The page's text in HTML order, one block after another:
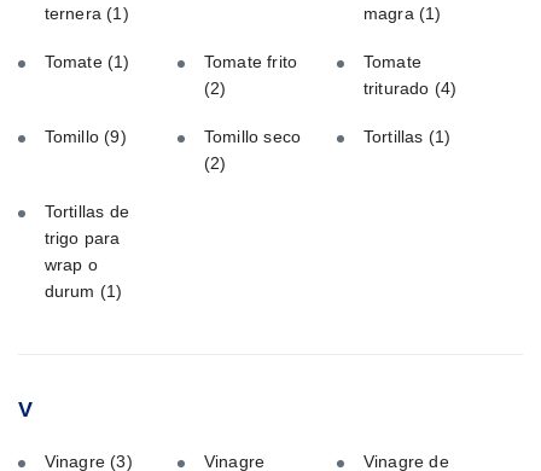
ternera(1)
magra(1)
Tomate (1)
Tomate frito
(2)
Tomate
triturado (4)
Tomillo(9)
Tomillo seco
(2)
Tortillas (1)
Tortillas de
trigo para
wrap o
durum (1)
V
Vinagre(3)
Vinagre
Vinagre de